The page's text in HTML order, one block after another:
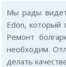
Мы рады
Edon, который
Ремонт
необходим.
делать